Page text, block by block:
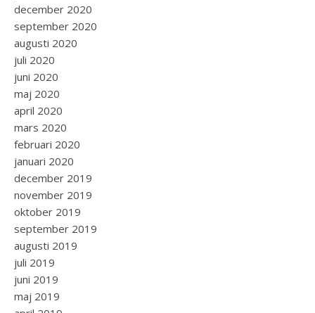
december 2020
september 2020
augusti 2020
juli 2020
juni 2020
maj 2020
april 2020
mars 2020
februari 2020
januari 2020
december 2019
november 2019
oktober 2019
september 2019
augusti 2019
juli 2019
juni 2019
maj 2019